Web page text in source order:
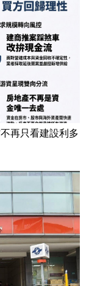
再只看建設利多